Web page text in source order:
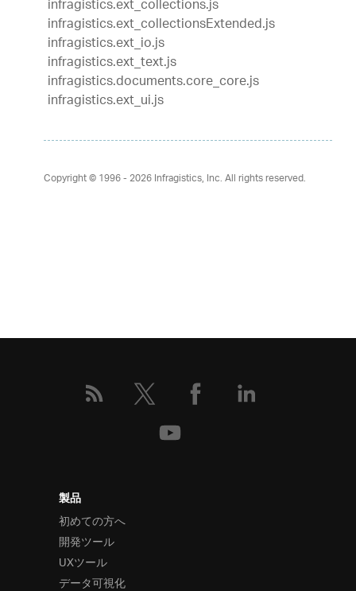
infragistics.ext_collections.js
infragistics.ext_collectionsExtended.js
infragistics.ext_io.js
infragistics.ext_text.js
infragistics.documents.core_core.js
infragistics.ext_ui.js
Copyright © 1996 - 2026Infragistics, Inc. All rights reserved.
製品
初めての方へ
開発ツール
UXツール
データ可視化